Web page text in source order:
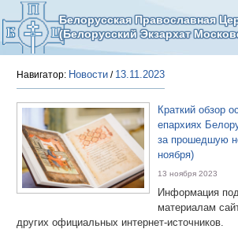
Белорусская Православная
(Белорусский Экзархат
Навигатор: Новости / 13.11.2023
Краткий обзор
епархиях
за прошедшую
ноября)
13 ноября 2023
Информация
материалам
других официальных интернет-источников.